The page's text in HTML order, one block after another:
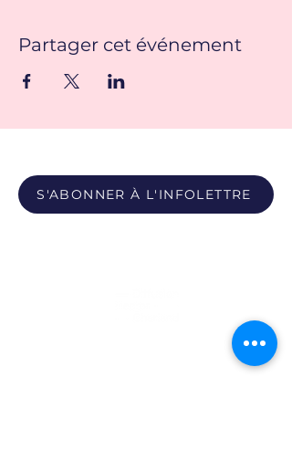
Partager cet événement
S'ABONNER À L'INFOLETTRE